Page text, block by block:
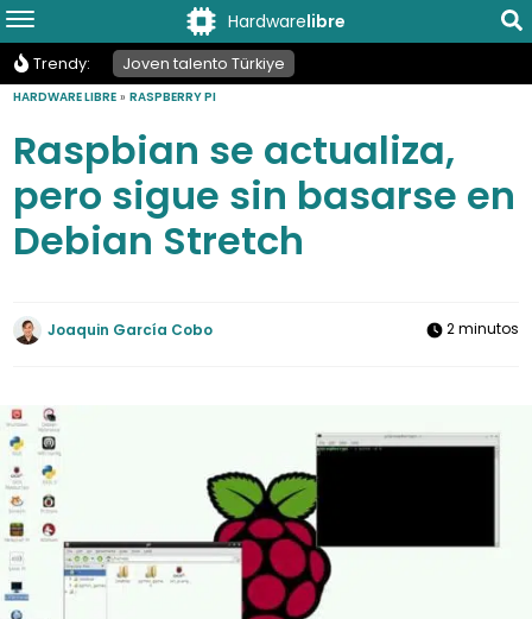
Hardwarelibre
Trendy: Joven talento Türkiye
HARDWARE LIBRE »RASPBERRY PI
Raspbian se actualiza,
pero sigue sin basarse en
Debian Stretch
Joaquin García Cobo 2 minutos